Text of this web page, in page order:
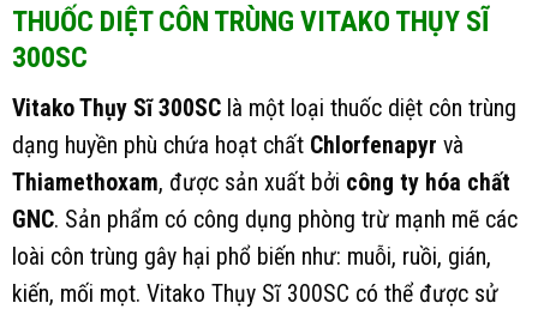
THUỐC DIỆT CÔN TRÙNG VITAKO THỤY SĨ
300SC
Vitako Thụy Sĩ 300SC là một loại thuốc diệt côn trùng
dạng huyền phù chứa hoạt chất Chlorfenapyr và
Thiamethoxam, được sản xuất bởi công ty hóa chất
GNC. Sản phẩm có công dụng phòng trừ mạnh mẽ các
loài côn trùng gây hại phổ biến như: muỗi, ruồi, gián,
kiến, mối mọt. Vitako Thụy Sĩ 300SC có thể được sử